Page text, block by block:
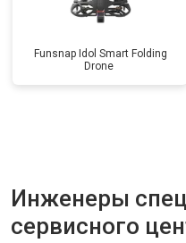
Funsnap Idol Smart Folding
Drone
Инженеры
сервисного